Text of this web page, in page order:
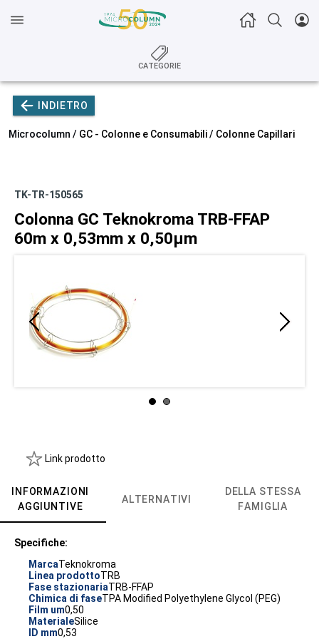
CATEGORIE
INDIETRO
Microcolumn / GC - Colonne e Consumabili/ Colonne Capillari
TK-TR-150565
Colonna GC Teknokroma TRB-FFAP
60m x 0,53mm x 0,50µm
Link prodotto
INFORMAZIONI
AGGIUNTIVE
ALTERNATIVI
DELLA STESSA
FAMIGLIA
Specifiche:
MarcaTeknokroma
Linea prodottoTRB
Fase stazionariaTRB-FFAP
Chimica di faseTPA Modified Polyethylene Glycol (PEG)
Film um0,50
MaterialeSilice
ID mm0,53